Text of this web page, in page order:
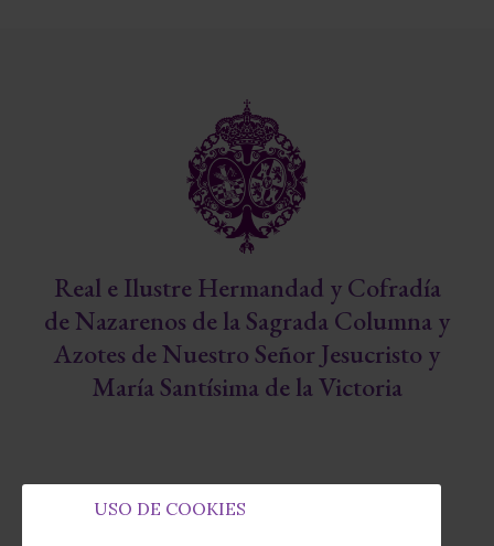
Real e Ilustre Hermandad y Cofradía
de Nazarenos de la Sagrada Columna y
Azotes de Nuestro Señor Jesucristo y
María Santísima de la Victoria
USO DE COOKIES